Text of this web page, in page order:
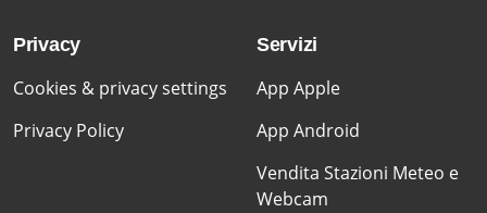
Privacy
Cookies & privacy settings
Privacy Policy
Servizi
App Apple
App Android
Vendita Stazioni Meteo e
Webcam